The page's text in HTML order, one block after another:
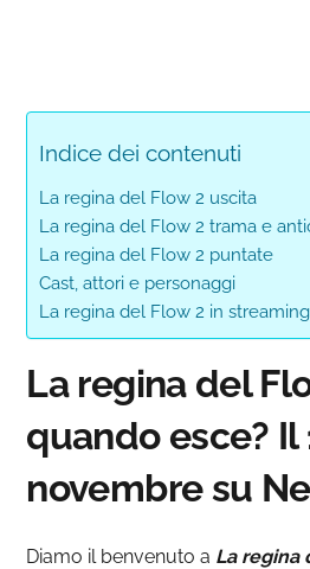
Indice dei contenuti
La regina del Flow 2 uscita
La regina del Flow 2 trama e
La regina del Flow 2 puntate
Cast, attori e personaggi
La regina del Flow 2 in streaming
La regina del
quando esce? Il
novembre su
Diamo il benvenuto a La regina